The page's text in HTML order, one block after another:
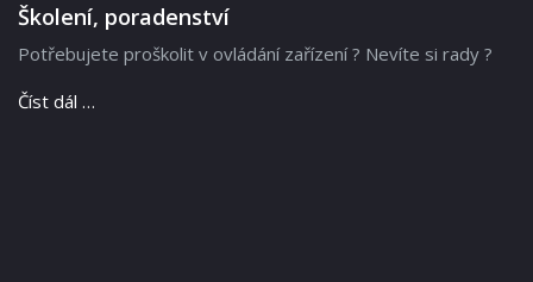
Školení, poradenství
Potřebujete proškolit v ovládání zařízení ? Nevíte si rady ?
Číst dál …